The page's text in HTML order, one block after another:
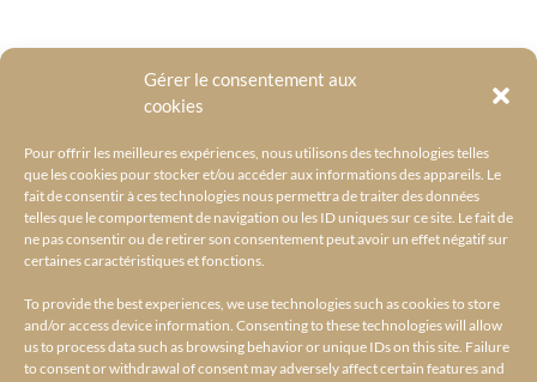
Gérer le consentement aux
cookies
Pour offrir les meilleures expériences, nous utilisons des technologies telles
que les cookies pour stocker et/ou accéder aux informations des appareils. Le
fait de consentir à ces technologies nous permettra de traiter des données
telles que le comportement de navigation ou les ID uniques sur ce site. Le fait de
ne pas consentir ou de retirer son consentement peut avoir un effet négatif sur
certaines caractéristiques et fonctions.
To provide the best experiences, we use technologies such as cookies to store
and/or access device information. Consenting to these technologies will allow
us to process data such as browsing behavior or unique IDs on this site. Failure
to consent or withdrawal of consent may adversely affect certain features and
@BYRACKEL